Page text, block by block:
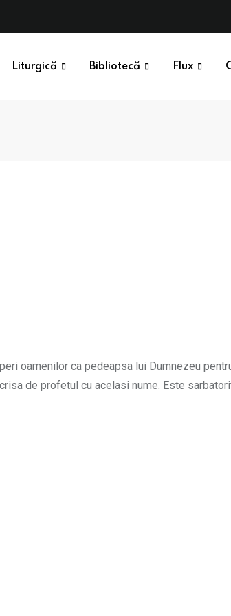
Liturgică Bibliotecă Flux
oamenilor ca pedeapsa lui Dumnezeu
de profetul cu acelasi nume. Este